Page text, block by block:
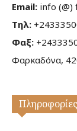
Email: info (@)
Τηλ:
Φαξ:
Φαρκαδόνα,
Πληροφορίες